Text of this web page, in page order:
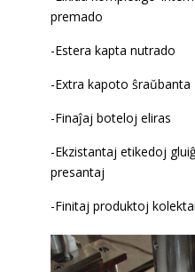
premado
-Estera kapta nutrado
-Extra kapoto ŝraŭbanta
-Finaĵaj boteloj eliras
-Ekzistantaj etikedoj
presantaj
-Finitaj produktoj